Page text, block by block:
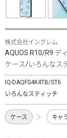
株式会社イングレム
AQUOS R10/R9 デ
ケース/いろんなス
IQ-DAQFS4K4TB/ST6
いろんなスティッチ
ケース キャ